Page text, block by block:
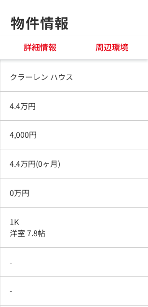
物件情報
詳細情報 周辺環境
クラーレン ハウス
4.4万円
4,000円
4.4万円(0ヶ月)
0万円
1K
洋室 7.8帖
-
-